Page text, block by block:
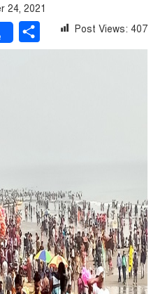
24, 2021
Share Post Views: 407